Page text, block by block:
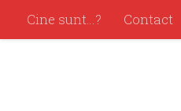
Cine sunt…? Contact